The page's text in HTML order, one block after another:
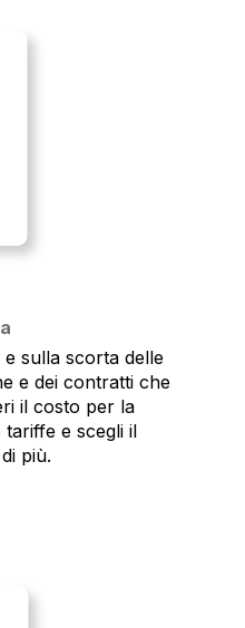
sulla scorta delle
e dei contratti che
il costo per la
e scegli il
più.